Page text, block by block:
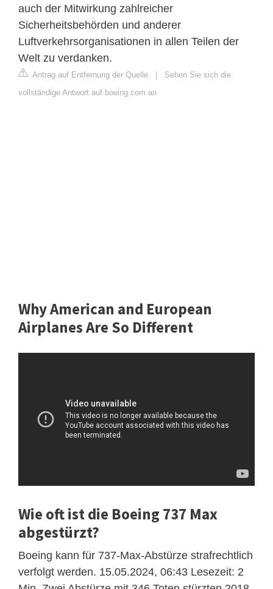
auch der Mitwirkung zahlreicher
Sicherheitsbehörden und anderer
Luftverkehrsorganisationen in allen Teilen der
Welt zu verdanken.
Antrag auf Entfernung der Quelle
Sehen Sie sich die
vollständige Antwort auf boeing.com an
Why American and European
Airplanes Are So Different
Wie oft ist die Boeing 737 Max
abgestürzt?
Boeing kann für 737-Max-Abstürze strafrechtlich
verfolgt werden. 15.05.2024, 06:43 Lesezeit: 2